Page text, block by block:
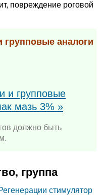
повреждение роговой
аналоги
и групповые
мазь 3% »
должно быть
группа
стимулятор